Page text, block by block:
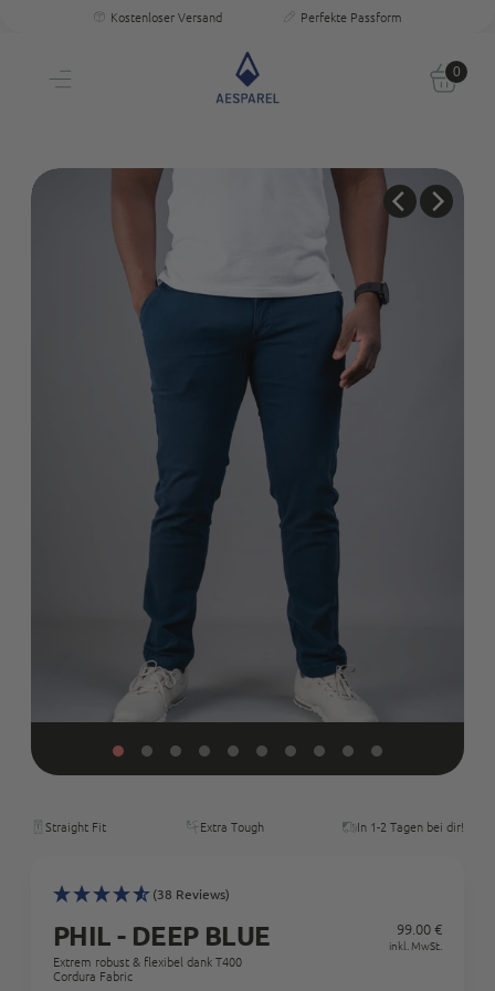
30 Tage Testen
Persönliche Größenberatung
Persönliche Größenberatung
0
Straight Fit Extra Tough In 1-2 Tagen bei dir!
(38 Reviews)
PHIL - DEEP BLUE 99.00 €
inkl. MwSt.
Extrem robust & flexibel dank T400
Cordura Fabric